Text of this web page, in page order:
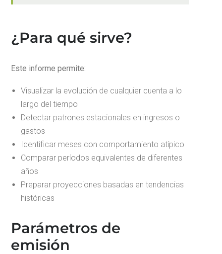
¿Para qué sirve?
Este informe permite:
Visualizar la evolución de cualquier cuenta a lo
largo del tiempo
Detectar patrones estacionales en ingresos o
gastos
Identificar meses con comportamiento atípico
Comparar períodos equivalentes de diferentes
años
Preparar proyecciones basadas en tendencias
históricas
Parámetros de
emisión